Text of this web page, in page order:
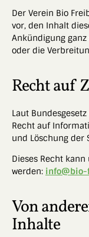
Der Verein Bio
vor, den Inhalt
Ankündigung
oder die
Recht auf
Laut
Recht auf
und Löschung der
Dieses Recht
werden:
Von
Inhalte